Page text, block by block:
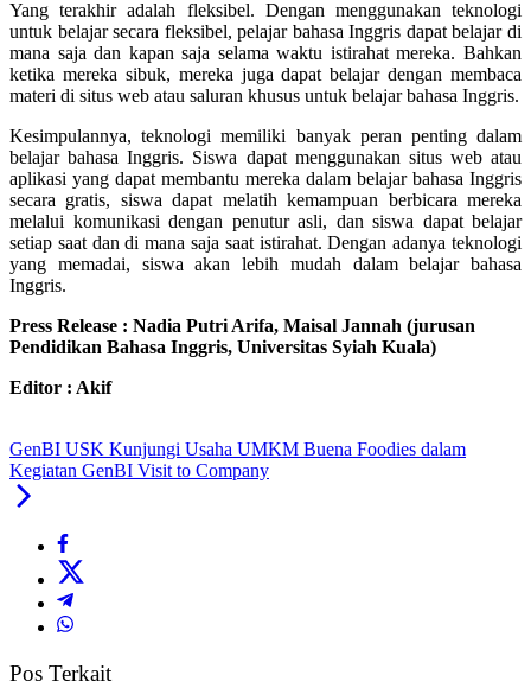
Yang terakhir adalah fleksibel. Dengan menggunakan teknologi
untuk belajar secara fleksibel, pelajar bahasa Inggris dapat belajar di
mana saja dan kapan saja selama waktu istirahat mereka. Bahkan
ketika mereka sibuk, mereka juga dapat belajar dengan membaca
materi di situs web atau saluran khusus untuk belajar bahasa Inggris.
Kesimpulannya, teknologi memiliki banyak peran penting dalam
belajar bahasa Inggris. Siswa dapat menggunakan situs web atau
aplikasi yang dapat membantu mereka dalam belajar bahasa Inggris
secara gratis, siswa dapat melatih kemampuan berbicara mereka
melalui komunikasi dengan penutur asli, dan siswa dapat belajar
setiap saat dan di mana saja saat istirahat. Dengan adanya teknologi
yang memadai, siswa akan lebih mudah dalam belajar bahasa
Inggris.
Press Release : Nadia Putri Arifa, Maisal Jannah (jurusan
Pendidikan Bahasa Inggris, Universitas Syiah Kuala)
Editor : Akif
GenBI USK Kunjungi Usaha UMKM Buena Foodies dalam
Kegiatan GenBI Visit to Company
Pos Terkait